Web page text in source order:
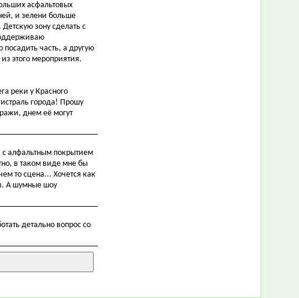
асфальтовых
и зелени больше
зону сделать с
часть, а другую
этого мероприятия.
реки у Красного
города! Прошу
днем её могут
с алфальтным покрытием
в таком виде мне бы
то сцена... Хочется как
А шумные шоу
детально вопрос со